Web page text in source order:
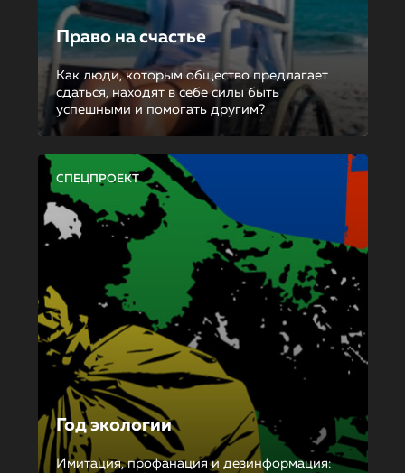
Право на счастье
Как люди, которым общество предлагает
сдаться, находят в себе силы быть
успешными и помогать другим?
СПЕЦПРОЕКТ
Год экологии
Имитация, профанация и дезинформация: